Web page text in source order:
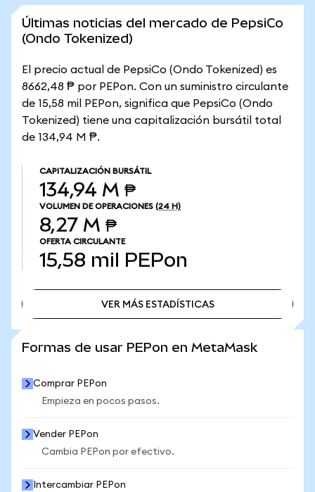
Últimas noticias del mercado de PepsiCo
(Ondo Tokenized)
El precio actual de PepsiCo (Ondo Tokenized) es
8662,48 ₱ por PEPon. Con un suministro circulante
de 15,58 mil PEPon, significa que PepsiCo (Ondo
Tokenized) tiene una capitalización bursátil total
de 134,94 M ₱.
CAPITALIZACIÓN BURSÁTIL
134,94 M ₱
VOLUMEN DE OPERACIONES (24 H)
8,27 M ₱
OFERTA CIRCULANTE
15,58 mil PEPon
VER MÁS ESTADÍSTICAS
Formas de usar PEPon en MetaMask
Comprar PEPon
Empieza en pocos pasos.
Vender PEPon
Cambia PEPon por efectivo.
Intercambiar PEPon